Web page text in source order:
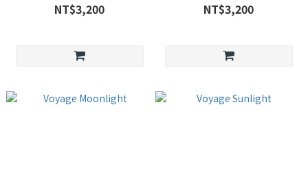
NT$3,200 NT$3,200